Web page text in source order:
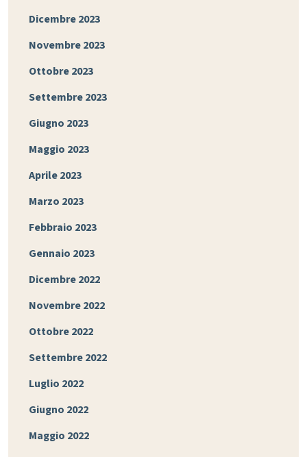
Dicembre 2023
Novembre 2023
Ottobre 2023
Settembre 2023
Giugno 2023
Maggio 2023
Aprile 2023
Marzo 2023
Febbraio 2023
Gennaio 2023
Dicembre 2022
Novembre 2022
Ottobre 2022
Settembre 2022
Luglio 2022
Giugno 2022
Maggio 2022